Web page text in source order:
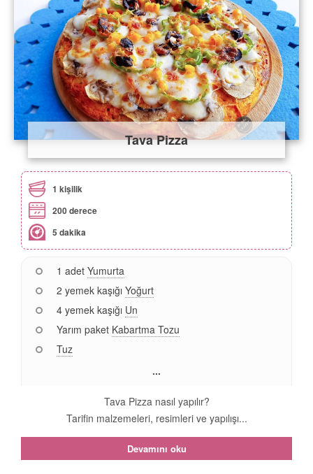
Tava Pizza
1 kişilik
200 derece
5 dakika
1 adet Yumurta
2 yemek kaşığı Yoğurt
4 yemek kaşığı Un
Yarım paket Kabartma Tozu
Tuz
...
Tava Pizza nasıl yapılır?
Tarifin malzemeleri, resimleri ve yapılışı...
Devamını oku